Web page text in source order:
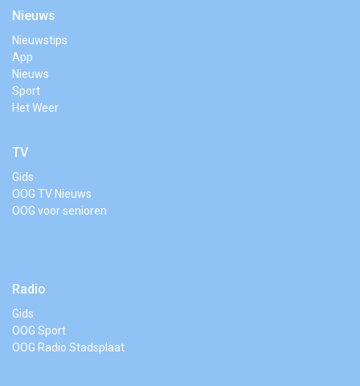
Nieuws
Nieuwstips
App
Nieuws
Sport
Het Weer
TV
Gids
OOG TV Nieuws
OOG voor senioren
Radio
Gids
OOG Sport
OOG Radio Stadsplaat